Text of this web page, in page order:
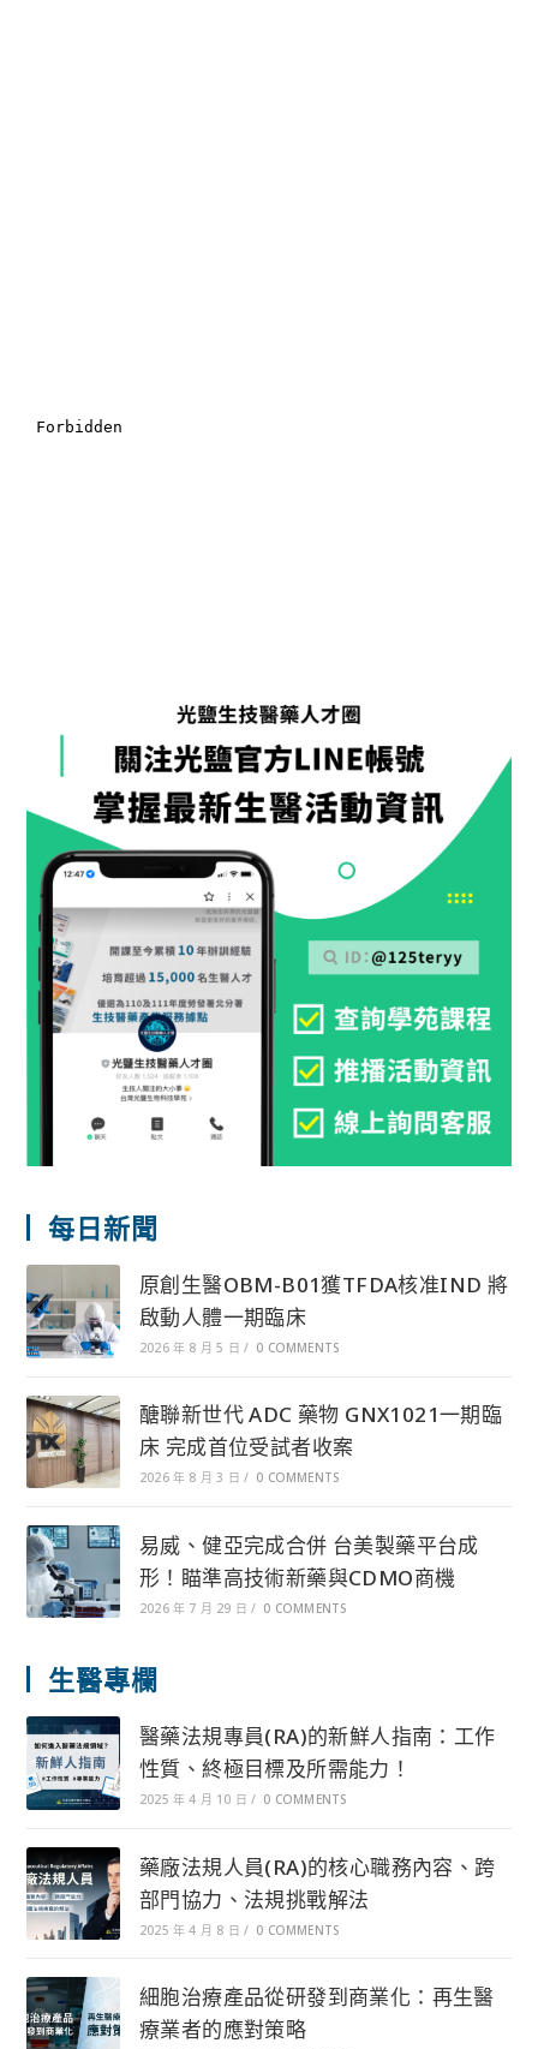
每日新聞
原創生醫OBM-B01獲TFDA核准IND 將
啟動人體一期臨床
2026 年 8 月 5 日 / 0 COMMENTS
醣聯新世代 ADC 藥物 GNX1021一期臨
床 完成首位受試者收案
2026 年 8 月 3 日 / 0 COMMENTS
易威、健亞完成合併 台美製藥平台成
形！瞄準高技術新藥與CDMO商機
2026 年 7 月 29 日 / 0 COMMENTS
生醫專欄
醫藥法規專員(RA)的新鮮人指南：工作
性質、終極目標及所需能力！
2025 年 4 月 10 日 / 0 COMMENTS
藥廠法規人員(RA)的核心職務內容、跨
部門協力、法規挑戰解法
2025 年 4 月 8 日 / 0 COMMENTS
細胞治療產品從研發到商業化：再生醫
療業者的應對策略